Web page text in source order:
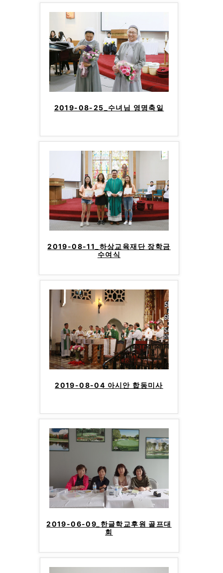
2019-08-25_수녀님 영명축일
2019-08-11_하상교육재단 장학금
수여식
2019-08-04 아시안 합동미사
2019-06-09_한글학교후원 골프대
회